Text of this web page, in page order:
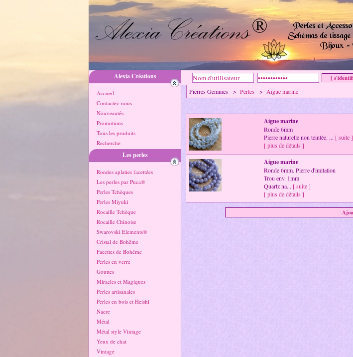
Alexia Créations
Accueil
Contactez-nous
Nouveautés
Promotions
Tous les produits
Recherche
Les perles
Rondes aplaties facettées
Les perles par Puca®
Perles Tchèques
Perles Miyuki
Rocaille Tchèque
Rocaille Chinoise
Swarovski Elements®
Cristal de Bohême
Facettes de Bohême
Perles en verre
Gouttes
Miracles et Magiques
Perles artisanales
Perles en bois et Heishi
Nacre
Métal
Métal style Vintage
Yeux de chat
Vintage
Pierres Gemmes > Perles > Aigue marine
Aigue marine
Ronde 6mm
Pierre naturelle non teintée. ... [ suite ]
[ plus de détails ]
Aigue marine
Ronde 6mm. Pierre d'imitation
Trou env. 1mm
Quartz na... [ suite ]
[ plus de détails ]